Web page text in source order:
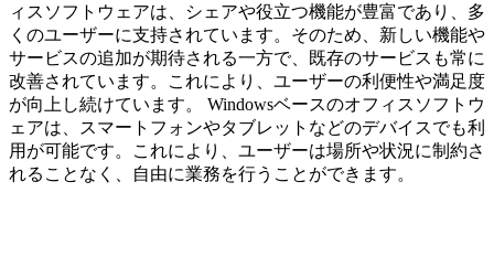
ィスソフトウェアは、シェアや役立つ機能が豊富であり、多
くのユーザーに支持されています。そのため、新しい機能や
サービスの追加が期待される一方で、既存のサービスも常に
改善されています。これにより、ユーザーの利便性や満足度
が向上し続けています。 Windowsベースのオフィスソフトウ
ェアは、スマートフォンやタブレットなどのデバイスでも利
用が可能です。これにより、ユーザーは場所や状況に制約さ
れることなく、自由に業務を行うことができます。